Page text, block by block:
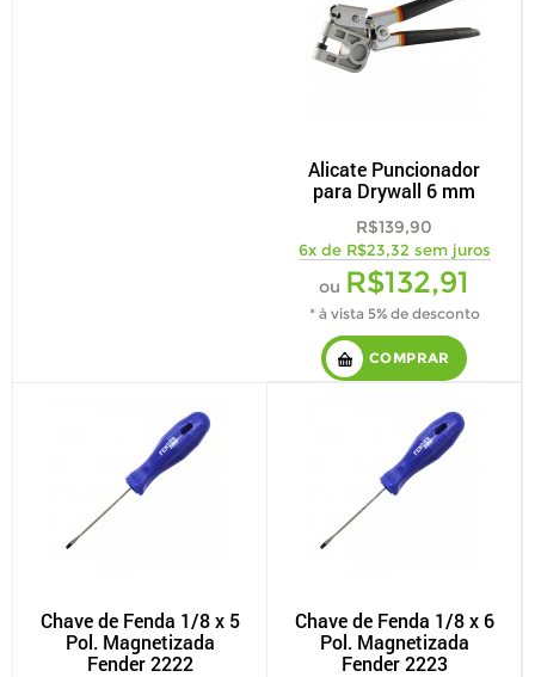
Alicate Puncionador
para Drywall 6 mm
R$139,90
6x de R$23,32 sem juros
ou R$132,91
* à vista 5% de desconto
COMPRAR
Chave de Fenda 1/8 x 5
Pol. Magnetizada
Fender 2222
Chave de Fenda 1/8 x 6
Pol. Magnetizada
Fender 2223